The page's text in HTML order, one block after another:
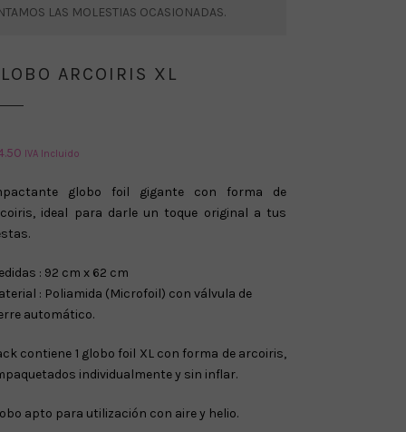
LAS MOLESTIAS OCASIONADAS.
ARCOIRIS XL
IVA Incluido
globo foil gigante con forma de
ideal para darle un toque original a tus
: 92 cm x 62 cm
: Poliamida (Microfoil) con válvula de
automático.
contiene 1 globo foil XL con forma de arcoiris,
individualmente y sin inflar.
apto para utilización con aire y helio.